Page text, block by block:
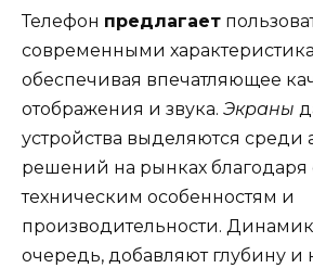
Телефон предлагает
современными
обеспечивая впечатляющее
отображения и звука. Экраны
устройства выделяются среди
решений на рынках благодаря
техническим особенностям и
производительности.
очередь, добавляют глубину и